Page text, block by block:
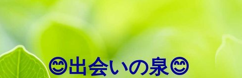
😊出会いの泉😊